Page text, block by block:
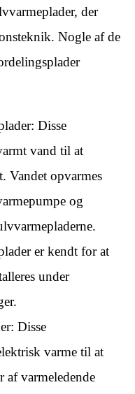
der
Nogle af de
Disse
vand til at
Vandet opvarmes
og
er kendt for at
under
Disse
varme til at
af varmeledende